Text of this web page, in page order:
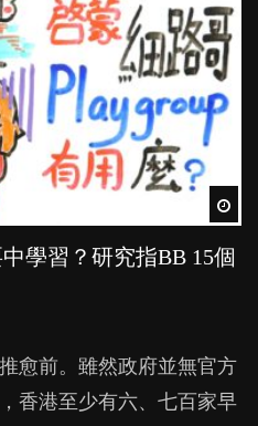
學習？研究指BB 15個
愈前。雖然政府並無官方
香港至少有六、七百家早
兒自發學習取代獎勵
the mind 課程，學生以遊
制能力亦明顯比其他小朋
影響
甚至會有自殺，或傷害小
上產後抑鬱往往難以察
媽媽與在職媽媽的壓
掙扎過：究竟全職好，還
有自己的獨特狀況和考慮
母該制止還是放手？
難戒，但原來一刀切阻止
響孩子的身心發展？...